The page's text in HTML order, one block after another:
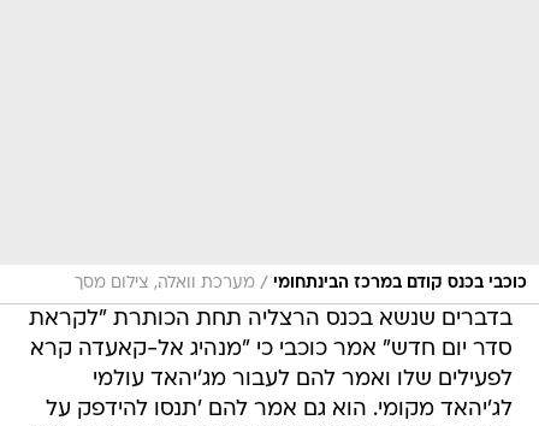
כוכבי בכנס קודם במרכז הבינתחומי / מערכת וואלה, צילום מסך
בדברים שנשא בכנס הרצליה תחת הכותרת "לקראת
סדר יום חדש" אמר כוכבי כי "מנהיג אל-קאעדה קרא
לפעילים שלו ואמר להם לעבור מג'יהאד עולמי
לג'יהאד מקומי. הוא גם אמר להם 'תנסו להידפק על